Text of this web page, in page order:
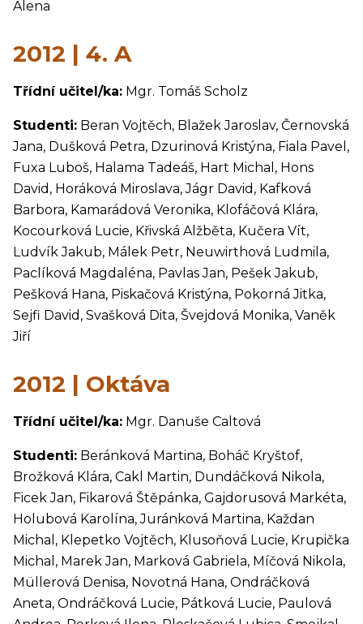
Alena
2012 | 4. A
Třídní učitel/ka: Mgr. Tomáš Scholz
Studenti: Beran Vojtěch, Blažek Jaroslav, Černovská
Jana, Dušková Petra, Dzurinová Kristýna, Fiala Pavel,
Fuxa Luboš, Halama Tadeáš, Hart Michal, Hons
David, Horáková Miroslava, Jágr David, Kafková
Barbora, Kamarádová Veronika, Klofáčová Klára,
Kocourková Lucie, Křivská Alžběta, Kučera Vít,
Ludvík Jakub, Málek Petr, Neuwirthová Ludmila,
Paclíková Magdaléna, Pavlas Jan, Pešek Jakub,
Pešková Hana, Piskačová Kristýna, Pokorná Jitka,
Sejfi David, Svašková Dita, Švejdová Monika, Vaněk
Jiří
2012 | Oktáva
Třídní učitel/ka: Mgr. Danuše Caltová
Studenti: Beránková Martina, Boháč Kryštof,
Brožková Klára, Cakl Martin, Dundáčková Nikola,
Ficek Jan, Fikarová Štěpánka, Gajdorusová Markéta,
Holubová Karolína, Juránková Martina, Každan
Michal, Klepetko Vojtěch, Klusoňová Lucie, Krupička
Michal, Marek Jan, Marková Gabriela, Míčová Nikola,
Müllerová Denisa, Novotná Hana, Ondráčková
Aneta, Ondráčková Lucie, Pátková Lucie, Paulová